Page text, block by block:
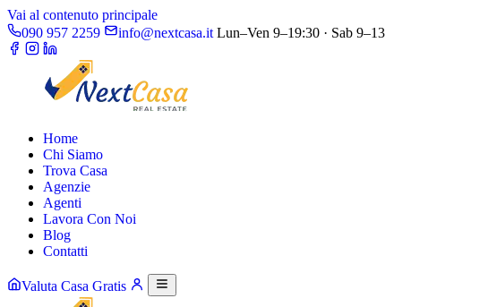
Vai al contenuto principale
090 957 2259
info@nextcasa.it Lun–Ven 9–19:30 · Sab 9–13
Home
Chi Siamo
Trova Casa
Agenzie
Agenti
Lavora Con Noi
Blog
Contatti
Valuta Casa Gratis